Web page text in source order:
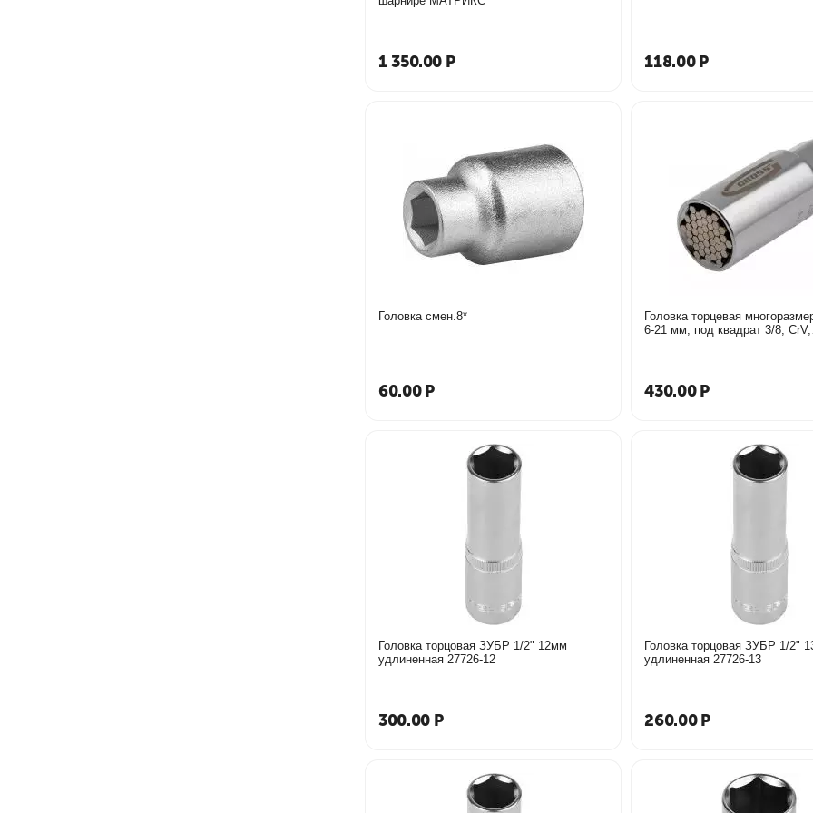
1 350.00 Р 118.00 Р
Головка смен.8*
60.00 Р
Головка торцевая
6-21 мм, под квадрат 3/8, CrV,
430.00 Р
Головка торцовая ЗУБР 1/2" 12мм
удлиненная 27726-12
300.00 Р
Головка торцовая ЗУБР 1/2"
удлиненная 27726-13
260.00 Р